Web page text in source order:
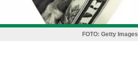
FOTO: Getty Images